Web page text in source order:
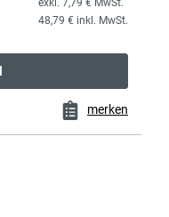
exkl. 7,79 € MwSt.
48,79 € inkl. MwSt.
merken